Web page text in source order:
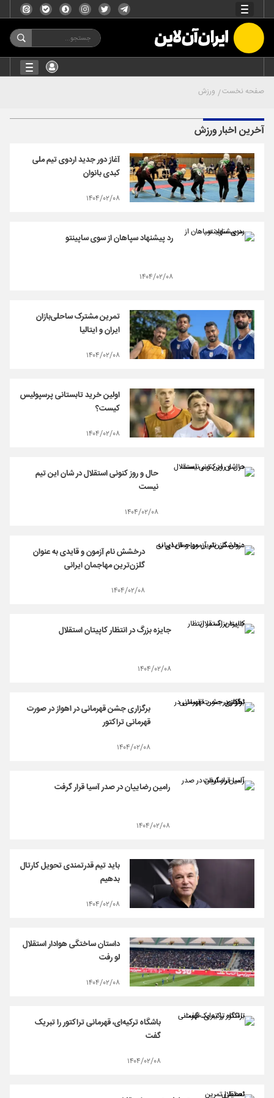
صفحه نخست ورزش
آخرین اخبار ورزش
آغاز دور جدید اردوی تیم ملی
کبدی بانوان
۱۴۰۴/۰۲/۰۸
رد پیشنهاد سپاهان از سوی ساپینتو
۱۴۰۴/۰۲/۰۸
تمرین مشترک ساحلی‌بازان
ایران و ایتالیا
۱۴۰۴/۰۲/۰۸
اولین خرید تابستانی پرسپولیس
کیست؟
۱۴۰۴/۰۲/۰۸
حال و روز کنونی استقلال در شان این تیم
نیست
۱۴۰۴/۰۲/۰۸
درخشش نام آزمون و قایدی به عنوان
گلزن‌ترین مهاجمان ایرانی
۱۴۰۴/۰۲/۰۸
جایزه بزرگ در انتظار کاپیتان استقلال
۱۴۰۴/۰۲/۰۸
برگزاری جشن قهرمانی در اهواز در صورت
قهرمانی تراکتور
۱۴۰۴/۰۲/۰۸
رامین رضاییان در صدر آسیا قرار گرفت
۱۴۰۴/۰۲/۰۸
باید تیم قدرتمندی تحویل کارتال
بدهیم
۱۴۰۴/۰۲/۰۸
داستان ساختگی هوادار استقلال
لو رفت
۱۴۰۴/۰۲/۰۸
باشگاه ترکیه‌ای، قهرمانی تراکتور را تبریک
گفت
۱۴۰۴/۰۲/۰۸